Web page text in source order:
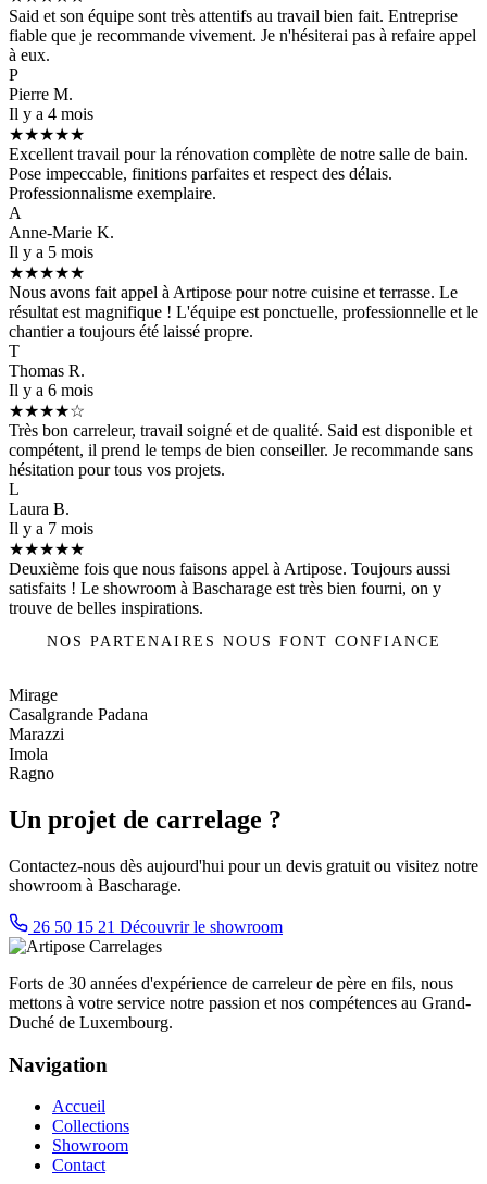
Said et son équipe sont très attentifs au travail bien fait. Entreprise
fiable que je recommande vivement. Je n'hésiterai pas à refaire appel
à eux.
P
Pierre M.
Il y a 4 mois
★★★★★
Excellent travail pour la rénovation complète de notre salle de bain.
Pose impeccable, finitions parfaites et respect des délais.
Professionnalisme exemplaire.
A
Anne-Marie K.
Il y a 5 mois
★★★★★
Nous avons fait appel à Artipose pour notre cuisine et terrasse. Le
résultat est magnifique ! L'équipe est ponctuelle, professionnelle et le
chantier a toujours été laissé propre.
T
Thomas R.
Il y a 6 mois
★★★★☆
Très bon carreleur, travail soigné et de qualité. Said est disponible et
compétent, il prend le temps de bien conseiller. Je recommande sans
hésitation pour tous vos projets.
L
Laura B.
Il y a 7 mois
★★★★★
Deuxième fois que nous faisons appel à Artipose. Toujours aussi
satisfaits ! Le showroom à Bascharage est très bien fourni, on y
trouve de belles inspirations.
NOS PARTENAIRES NOUS FONT CONFIANCE
Mirage
Casalgrande Padana
Marazzi
Imola
Ragno
Un projet de carrelage ?
Contactez-nous dès aujourd'hui pour un devis gratuit ou visitez notre
showroom à Bascharage.
26 50 15 21 Découvrir le showroom
Forts de 30 années d'expérience de carreleur de père en fils, nous
mettons à votre service notre passion et nos compétences au Grand-
Duché de Luxembourg.
Navigation
Accueil
Collections
Showroom
Contact